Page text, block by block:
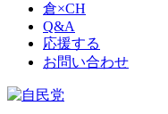
倉×CH
Q&A
応援する
お問い合わせ